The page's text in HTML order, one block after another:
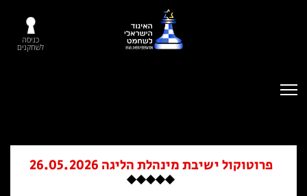
כניסה
לשחקנים
פרוטוקול ישיבת מינהלת הליגה 26.05.2026